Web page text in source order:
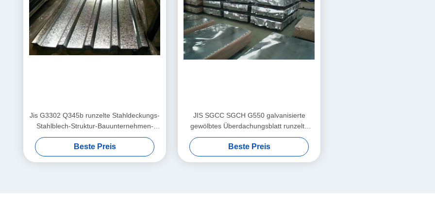
Jis G3302 Q345b runzelte Stahldeckungs-
Stahlblech-Struktur-Bauunternehmen-
bedeckende Linie
Beste Preis
JIS SGCC SGCH G550 galvanisierte
gewölbtes Überdachungsblatt runzelte
Blechtafeln
Beste Preis